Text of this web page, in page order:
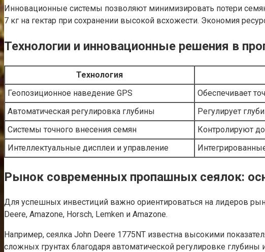
Инновационные системы позволяют минимизировать потери
7 кг на гектар при сохранении высокой всхожести. Экономия
Технологии и инновационные решения в
Технология
Геопозиционное наведение GPS
Обеспечивает
Автоматическая регулировка глубины
Регулирует
Системы точного внесения семян
Контролируют
Интеллектуальные дисплеи и управление
Рынок современных пропашных сеялок:
Для успешных инвестиций важно ориентироваться на лидеров
Deere, Amazone, Horsch, Lemken и Amazone.
Например, сеялка John Deere 1775NT известна высокими
сложных грунтах благодаря автоматической регулировке глубины